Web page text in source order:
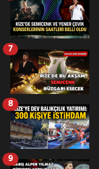
7
8
9